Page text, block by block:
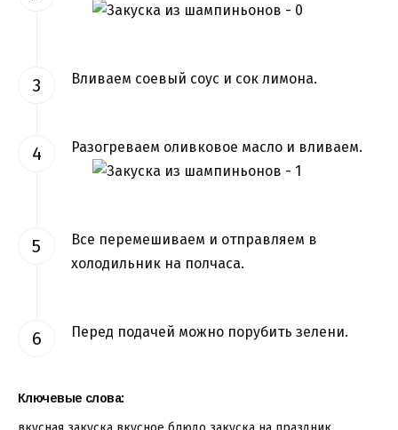
Вливаем соевый соус и сок лимона.
Разогреваем оливковое масло и вливаем.
Все перемешиваем и отправляем в
холодильник на полчаса.
Перед подачей можно порубить зелени.
Ключевые слова: